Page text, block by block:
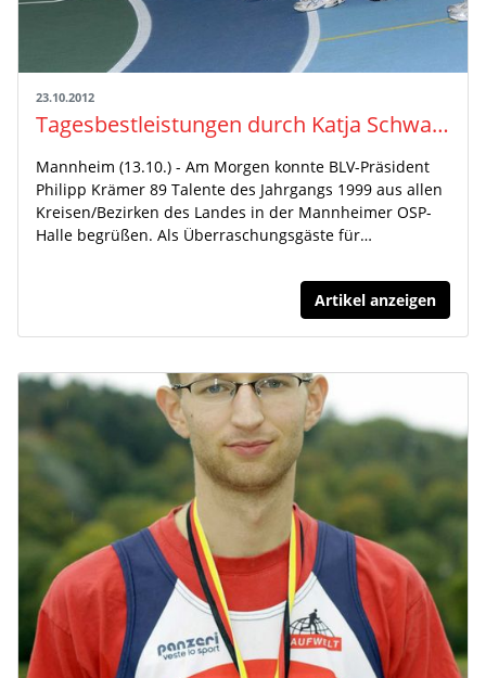
23.10.2012
Tagesbestleistungen durch Katja Schwab und Milo Skupin-Alfa
Mannheim (13.10.) - Am Morgen konnte BLV-Präsident
Philipp Krämer 89 Talente des Jahrgangs 1999 aus allen
Kreisen/Bezirken des Landes in der Mannheimer OSP-
Halle begrüßen. Als Überraschungsgäste für…
Artikel anzeigen